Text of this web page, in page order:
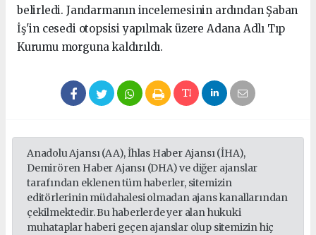
belirledi. Jandarmanın incelemesinin ardından Şaban
İş'in cesedi otopsisi yapılmak üzere Adana Adlı Tıp
Kurumu morguna kaldırıldı.
Anadolu Ajansı (AA), İhlas Haber Ajansı (İHA),
Demirören Haber Ajansı (DHA) ve diğer ajanslar
tarafından eklenen tüm haberler, sitemizin
editörlerinin müdahalesi olmadan ajans kanallarından
çekilmektedir. Bu haberlerde yer alan hukuki
muhataplar haberi geçen ajanslar olup sitemizin hiç